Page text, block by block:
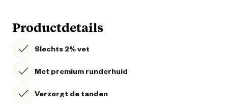
Productdetails
Slechts 2% vet
Met premium runderhuid
Verzorgt de tanden